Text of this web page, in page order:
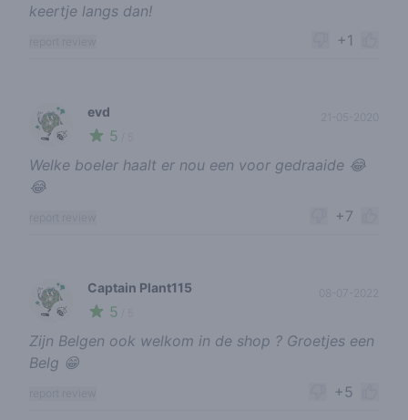
keertje langs dan!
+1
🍃
evd
5
Welke boeler haalt er nou een voor gedraaide 😂
😂
+7
🍃
Captain Plant115
5
Zijn Belgen ook welkom in de shop ? Groetjes een
Belg 😁
+5